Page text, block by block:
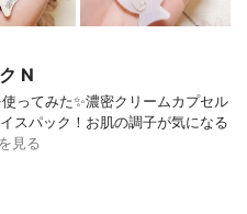
N
ってみた✨濃密クリームカプセル
スパック！お肌の調子が気になる
見る